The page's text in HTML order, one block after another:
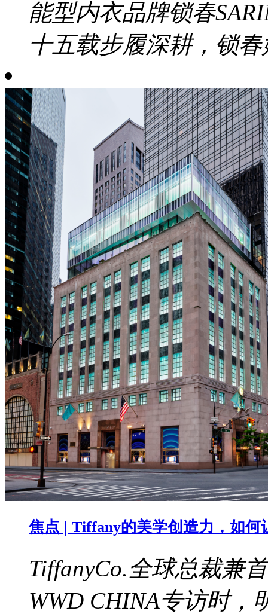
能型内衣品牌锁春
十五载步履深耕，锁
焦点 | Tiffany的美学创造力，如何
TiffanyCo.全球总裁兼
WWD CHINA专访时